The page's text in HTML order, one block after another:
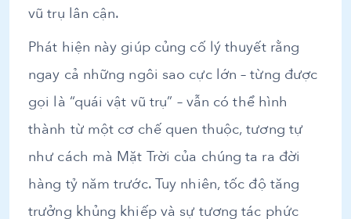
vũ trụ lân cận.
Phát hiện này giúp củng cố lý thuyết rằng
ngay cả những ngôi sao cực lớn – từng được
gọi là “quái vật vũ trụ” – vẫn có thể hình
thành từ một cơ chế quen thuộc, tương tự
như cách mà Mặt Trời của chúng ta ra đời
hàng tỷ năm trước. Tuy nhiên, tốc độ tăng
trưởng khủng khiếp và sự tương tác phức